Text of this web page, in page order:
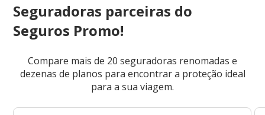
Seguradoras parceiras do
Seguros Promo!
Compare mais de 20 seguradoras renomadas e
dezenas de planos para encontrar a proteção ideal
para a sua viagem.